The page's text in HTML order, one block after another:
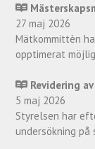
27 maj 2026
Mätkommittèn
opptimerat
Revidering
5 maj 2026
Styrelsen har
undersökning på